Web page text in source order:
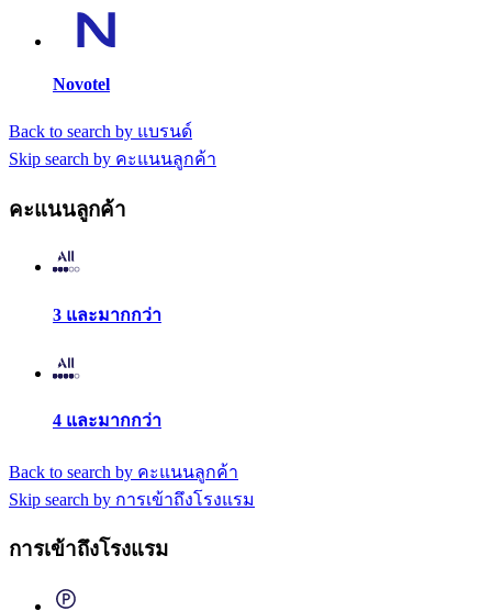
Novotel
Back to search by แบรนด์
Skip search by คะแนนลูกค้า
คะแนนลูกค้า
3 และมากกว่า
4 และมากกว่า
Back to search by คะแนนลูกค้า
Skip search by การเข้าถึงโรงแรม
การเข้าถึงโรงแรม